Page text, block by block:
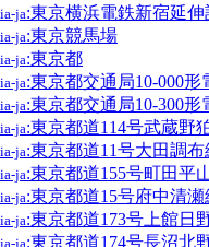
ja:東京横浜電鉄新宿延伸
ja:東京競馬場
ja:東京都
ja:東京都交通局10-000形
ja:東京都交通局10-300形
ja:東京都道114号武蔵野
ja:東京都道11号大田調布
ja:東京都道155号町田平
ja:東京都道15号府中清瀬
ja:東京都道173号上館日
ja:東京都道174号長沼北